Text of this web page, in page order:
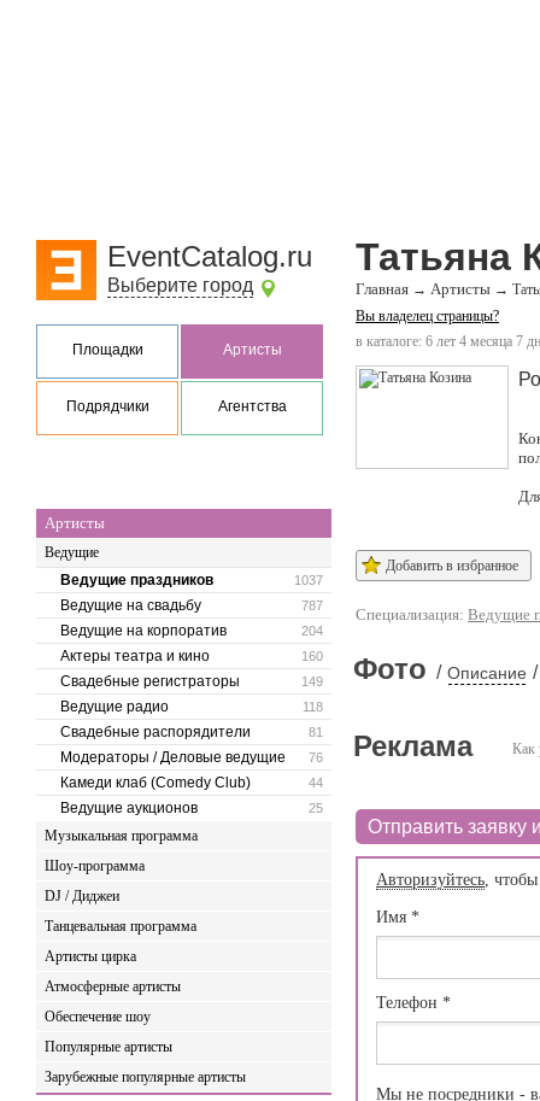
EventCatalog.ru
Выберите город
Площадки Артисты
Подрядчики Агентства
Артисты
Ведущие
1037
Ведущие праздников
787
Ведущие на свадьбу
204
Ведущие на корпоратив
160
Актеры театра и кино
149
Свадебные регистраторы
118
Ведущие радио
81
Свадебные распорядители
76
Модераторы / Деловые ведущие
44
Камеди клаб (Comedy Club)
25
Ведущие аукционов
Музыкальная программа
Шоу-программа
DJ / Диджеи
Танцевальная программа
Артисты цирка
Атмосферные артисты
Обеспечение шоу
Популярные артисты
Зарубежные популярные артисты
Татьяна
Главная → Артисты →
Вы владелец страницы?
в каталоге: 6 лет 4 месяца 7
Добавить в избранное
Специализация: Ведущие
Фото / Описание /
Как
Реклама
Отправить заявку
Авторизуйтесь,
Имя *
Телефон *
Мы не посредники -